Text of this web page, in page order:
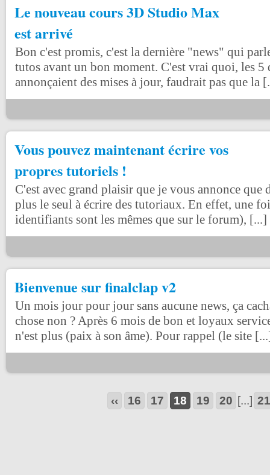
Le nouveau cours 3D Studio Max
est arrivé
Bon c'est promis, c'est la dernière "news" qui
tutos avant un bon moment. C'est vrai quoi, les 5
annonçaient des mises à jour, faudrait pas que la
Vous pouvez maintenant écrire vos
propres tutoriels !
C'est avec grand plaisir que je vous annonce que
plus le seul à écrire des tutoriaux. En effet, une
identifiants sont les mêmes que sur le forum), [...]
Bienvenue sur finalclap v2
Un mois jour pour jour sans aucune news, ça
chose non ? Après 6 mois de bon et loyaux
n'est plus (paix à son âme). Pour rappel (le site
‹‹ 16 17 18 19 20 [...] 21